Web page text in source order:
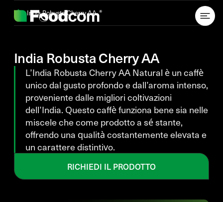
India Robusta Cherry AA
India Robusta Cherry AA
L’India Robusta Cherry AA Natural è un caffè
unico dal gusto profondo e dall’aroma intenso,
proveniente dalle migliori coltivazioni
dell’India. Questo caffè funziona bene sia nelle
miscele che come prodotto a sé stante,
offrendo una qualità costantemente elevata e
un carattere distintivo.
RICHIEDI IL PRODOTTO